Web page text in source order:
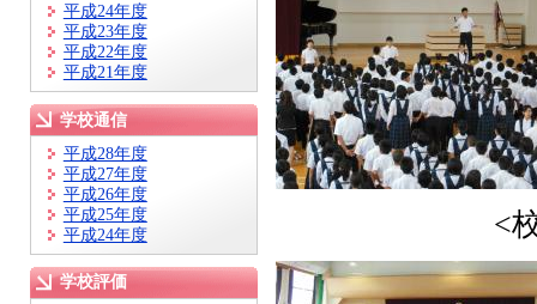
平成24年度
平成23年度
平成22年度
平成21年度
学校通信
平成28年度
平成27年度
平成26年度
平成25年度
平成24年度
学校評価
<校歌斉